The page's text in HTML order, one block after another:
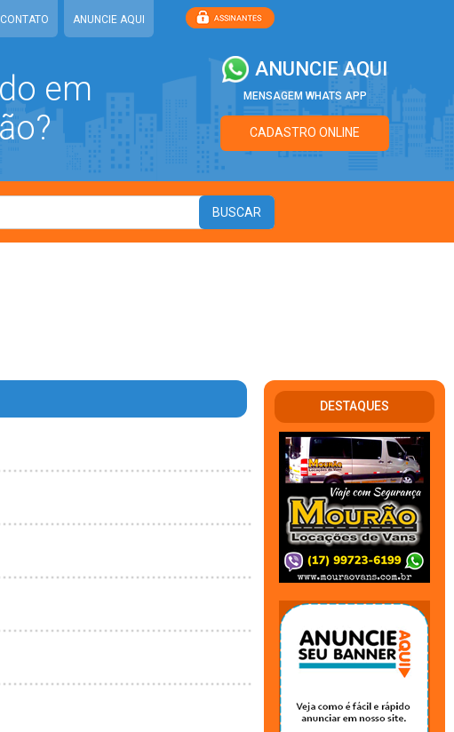
CONTATO ANUNCIE AQUI
em
ANUNCIE AQUI
MENSAGEM WHATS APP
CADASTRO ONLINE
DESTAQUES